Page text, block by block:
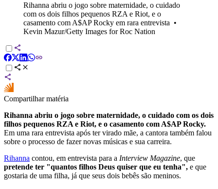
Rihanna abriu o jogo sobre maternidade, o cuidado
com os dois filhos pequenos RZA e Riot, e o
casamento com A$AP Rocky em rara entrevista •
Kevin Mazur/Getty Images for Roc Nation
Compartilhar matéria
Rihanna abriu o jogo sobre maternidade, o cuidado com os dois
filhos pequenos RZA e Riot, e o casamento com A$AP Rocky.
Em uma rara entrevista após ter virado mãe, a cantora também falou
sobre o processo de fazer novas músicas e sua carreira.
Rihanna contou, em entrevista para a Interview Magazine, que
pretende ter "quantos filhos Deus quiser que eu tenha", e que
gostaria de uma filha, já que seus dois bebês são meninos.